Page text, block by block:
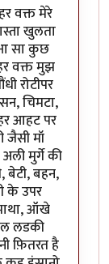
वक्त मेरे
खुलता
सा कुछ
वक्त मुझ
रोटीपर
चिमटा,
आहट पर
जैसी मॉ
मुर्गे की
बेटी, बहन,
के उपर
ऑखे
लडकी
फ़ितरत है